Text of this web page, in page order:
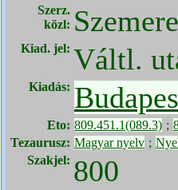
Szerz.
közl:
Kiad. jel: Váltl.
Kiadás:
Eto: 809.451.1(089.3) ;
Tezaurusz: Magyar nyelv ;
Szakjel: 800